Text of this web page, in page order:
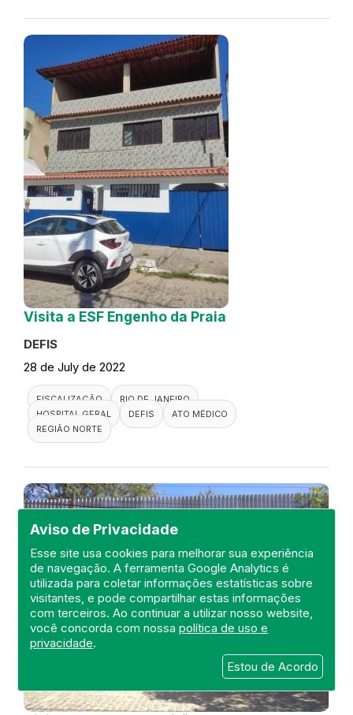
Aviso de Privacidade
Esse site usa cookies para melhorar sua experiência
de navegação. A ferramenta Google Analytics é
utilizada para coletar informações estatísticas sobre
visitantes, e pode compartilhar estas informações
com terceiros. Ao continuar a utilizar nosso website,
você concorda com nossapolítica de uso e
privacidade.
Estou de Acordo
Visita a ESF Engenho da Praia
DEFIS
28 de July de 2022
FISCALIZAÇÃO
RIO DE JANEIRO
HOSPITAL GERAL
DEFIS
ATO MÉDICO
REGIÃO NORTE